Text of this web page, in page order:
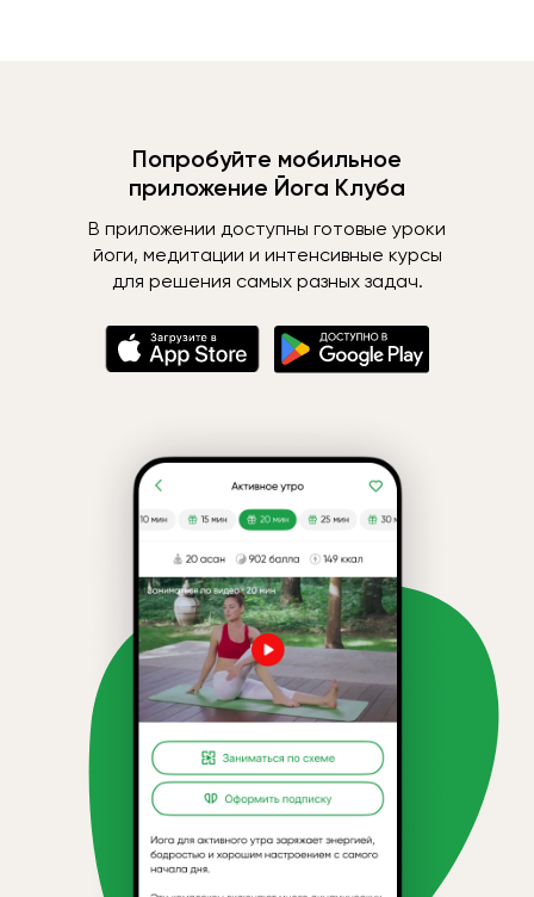
Попробуйте мобильное
приложение Йога Клуба
В приложении доступны готовые уроки
йоги, медитации и интенсивные курсы
для решения самых разных задач.